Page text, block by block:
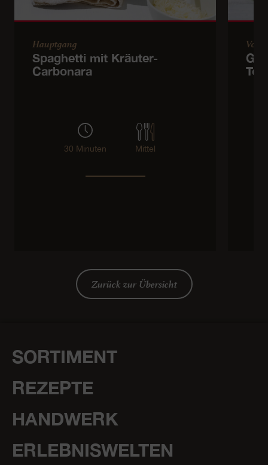
Hauptgang
Spaghetti mit Kräuter-
Carbonara
30 Minuten Mittel
Zurück zur Übersicht
SORTIMENT
REZEPTE
HANDWERK
ERLEBNISWELTEN